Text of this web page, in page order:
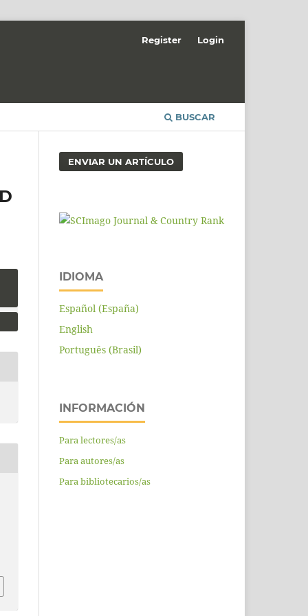
BUSCAR
Register Login
ENVIAR UN ARTÍCULO
IDIOMA
Español (España)
English
Português (Brasil)
INFORMACIÓN
Para lectores/as
Para autores/as
Para bibliotecarios/as